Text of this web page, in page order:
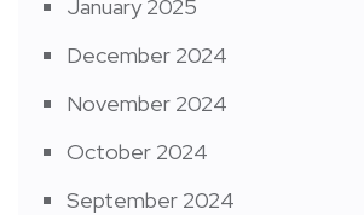
January 2025
December 2024
November 2024
October 2024
September 2024